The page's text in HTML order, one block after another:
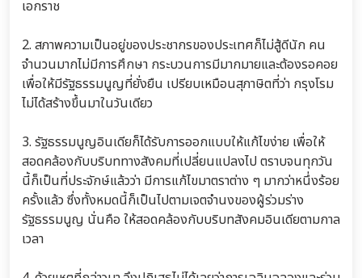
เอกราช
2. สภาพความเป็นอยู่ของประชากรของประเทศก็ไม่สู้ดีนัก คน
จำนวนมากไม่มีการศึกษา กระบวนการมีมากมายและต้องรอคอย
เพื่อให้มีรัฐธรรมนูญที่ยั่งยืน เปรียบเหมือนสุภาษิตที่ว่า กรุงโรม
ไม่ได้สร้างขึ้นมาในวันเดียว
3. รัฐธรรมนูญอินเดียก็ได้รับการออกแบบให้แก้ไขง่าย เพื่อให้
สอดคล้องกับบริบททางสังคมที่เปลี่ยนแปลงไป ตราบจนทุกวัน
นี้ก็เป็นที่ประจักษ์แล้วว่า มีการแก้ไขมาตราต่าง ๆ มากว่าหนึ่งร้อย
ครั้งแล้ว ซึ่งทั้งหมดนี้ก็เป็นไปตามเจตจำนงของผู้ร่วมร่าง
รัฐธรรมนูญ นั่นคือ ให้สอดคล้องกับบริบทสังคมอินเดียตามกาล
เวลา